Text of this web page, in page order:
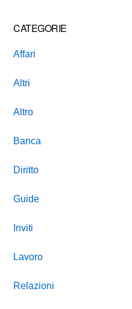
CATEGORIE
Affari
Altri
Altro
Banca
Diritto
Guide
Inviti
Lavoro
Relazioni